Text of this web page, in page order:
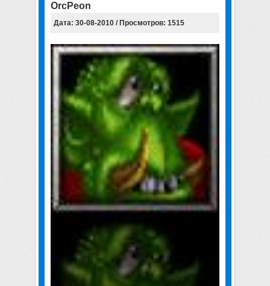
OrcPeon
Дата: 30-08-2010 / Просмотров: 1515